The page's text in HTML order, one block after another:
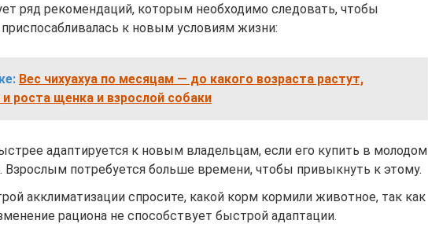
ряд рекомендаций, которым необходимо следовать, чтобы
к новым условиям жизни:
Вес чихуахуа по месяцам — до какого возраста растут,
и роста щенка и взрослой собаки
адаптируется к новым владельцам, если его купить в молодом
Взрослым потребуется больше времени, чтобы привыкнуть к этому.
акклиматизации спросите, какой корм кормили животное, так как
рациона не способствует быстрой адаптации.